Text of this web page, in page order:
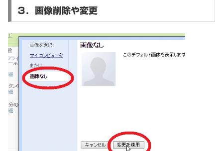
３．画像削除や変更